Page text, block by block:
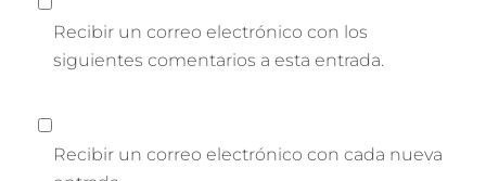
Recibir un correo electrónico con los
siguientes comentarios a esta entrada.
Recibir un correo electrónico con cada nueva